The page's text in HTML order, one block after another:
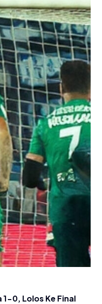
1-0, Lolos Ke Final